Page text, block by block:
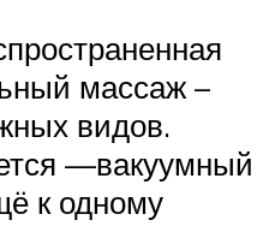
массаж –
видов.
—вакуумный
к одному